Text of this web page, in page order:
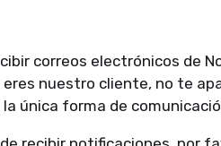
correos electrónicos de
eres nuestro cliente, no te
única forma de